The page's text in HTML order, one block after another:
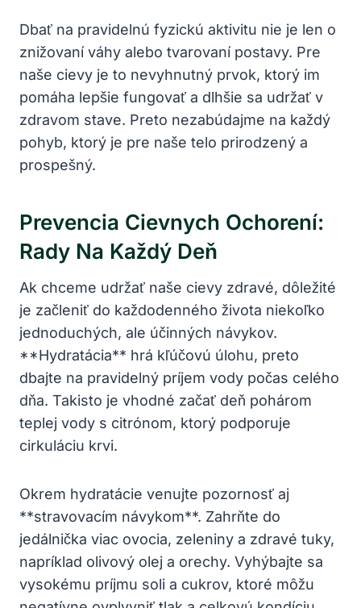
Dbať‍ na pravidelnú fyzickú aktivitu nie je len⁢ o
znižovaní váhy alebo tvarovaní postavy. Pre
naše cievy je to nevyhnutný prvok,​ ktorý im
‌pomáha ⁤lepšie fungovať a dlhšie sa udržať v‍
zdravom stave. Preto nezabúdajme⁣ na ​každý
pohyb, ktorý je ⁤pre naše telo‍ prirodzený a
prospešný.
Prevencia‌ Cievnych⁢ Ochorení:
Rady Na ⁣každý Deň
Ak ⁣chceme udržať​ naše cievy zdravé, dôležité
je začleniť do každodenného života niekoľko
jednoduchých, ale účinných‍ návykov.
**Hydratácia** ⁤hrá kľúčovú úlohu, preto
dbajte na ​pravidelný⁢ príjem‌ vody počas celého
dňa.​ Takisto je vhodné začať deň ‍pohárom​
teplej vody s citrónom, ktorý podporuje‌
cirkuláciu‌ krvi.
Okrem hydratácie ⁤venujte pozornosť aj
**stravovacím návykom**. Zahrňte do
⁢jedálnička ‍viac ovocia,‌ zeleniny a ​zdravé tuky,
napríklad olivový olej a orechy. Vyhýbajte sa
vysokému príjmu⁢ soli a cukrov, ktoré môžu